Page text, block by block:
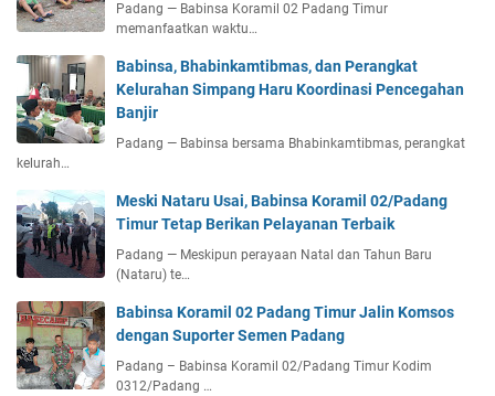
Padang — Babinsa Koramil 02 Padang Timur
memanfaatkan waktu…
Babinsa, Bhabinkamtibmas, dan Perangkat
Kelurahan Simpang Haru Koordinasi Pencegahan
Banjir
Padang — Babinsa bersama Bhabinkamtibmas, perangkat
kelurah…
Meski Nataru Usai, Babinsa Koramil 02/Padang
Timur Tetap Berikan Pelayanan Terbaik
Padang — Meskipun perayaan Natal dan Tahun Baru
(Nataru) te…
Babinsa Koramil 02 Padang Timur Jalin Komsos
dengan Suporter Semen Padang
Padang – Babinsa Koramil 02/Padang Timur Kodim
0312/Padang …